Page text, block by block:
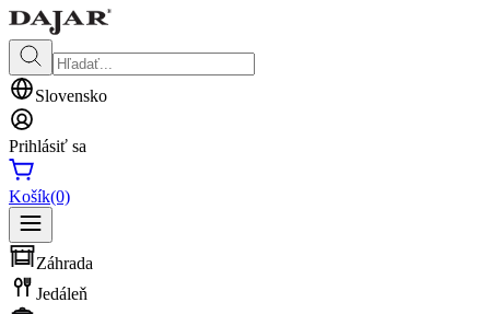
Slovensko
Prihlásiť sa
Košík(0)
Záhrada
Jedáleň